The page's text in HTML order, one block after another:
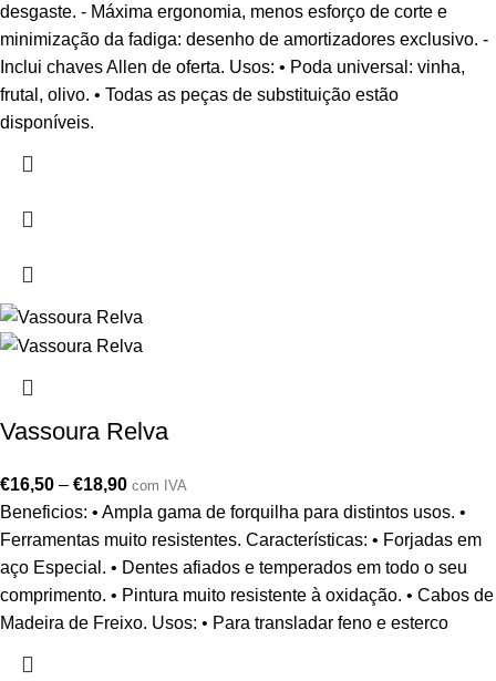
desgaste. - Máxima ergonomia, menos esforço de corte e
minimização da fadiga: desenho de amortizadores exclusivo. -
Inclui chaves Allen de oferta. Usos: • Poda universal: vinha,
frutal, olivo. • Todas as peças de substituição estão
disponíveis.
Vassoura Relva
€16,50 – €18,90 com IVA
Beneficios: • Ampla gama de forquilha para distintos usos. •
Ferramentas muito resistentes. Características: • Forjadas em
aço Especial. • Dentes afiados e temperados em todo o seu
comprimento. • Pintura muito resistente à oxidação. • Cabos de
Madeira de Freixo. Usos: • Para transladar feno e esterco